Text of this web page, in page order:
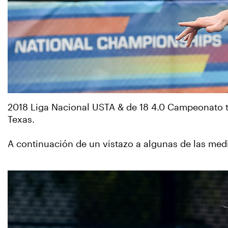
2018 Liga Nacional USTA & de 18 4.0
Texas.
A continuación de un vistazo a algunas de las